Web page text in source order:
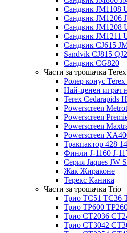
Сандвик JM1108
Сандвик JM1206
Сандвик JM1208
Сандвик JM1211
Сандвик CJ615
Sandvik CJ815
Сандвик CG820
Части за трошачка Terex
Ролер конус Terex
Най-ценен играч
Terex Cedarapids
Powerscreen
Powerscreen
Powerscreen
Powerscreen
Тракпактор 428
Финли J-1160 J-
Серия Jaques JW
Жак Жираконе
Терекс Каника
Части за трошачка Trio
Трио TC51 TC36
Трио TP600 TP260
Трио CT2036
Трио CT3042